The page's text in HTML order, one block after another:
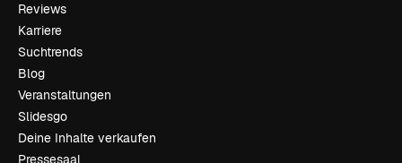
Reviews
Karriere
Suchtrends
Blog
Veranstaltungen
Slidesgo
Deine Inhalte verkaufen
Pressesaal